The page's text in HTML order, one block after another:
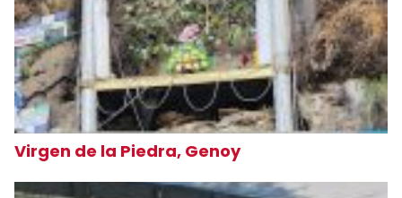
Virgen de la Piedra, Genoy